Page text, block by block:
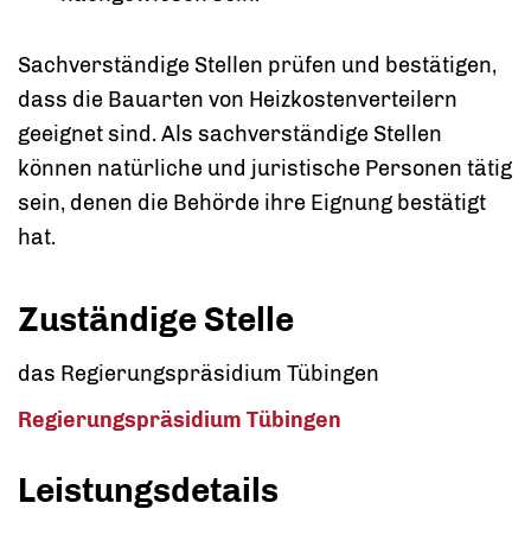
Sachverständige Stellen prüfen und bestätigen,
dass die Bauarten von Heizkostenverteilern
geeignet sind. Als sachverständige Stellen
können natürliche und juristische Personen tätig
sein, denen die Behörde ihre Eignung bestätigt
hat.
Zuständige Stelle
das Regierungspräsidium Tübingen
Regierungspräsidium Tübingen
Leistungsdetails